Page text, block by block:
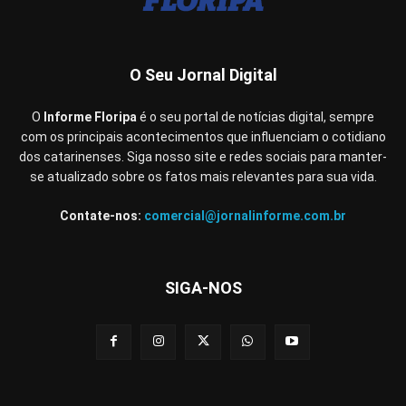
O Seu Jornal Digital
O Informe Floripa é o seu portal de notícias digital, sempre
com os principais acontecimentos que influenciam o cotidiano
dos catarinenses. Siga nosso site e redes sociais para manter-
se atualizado sobre os fatos mais relevantes para sua vida.
Contate-nos: comercial@jornalinforme.com.br
SIGA-NOS